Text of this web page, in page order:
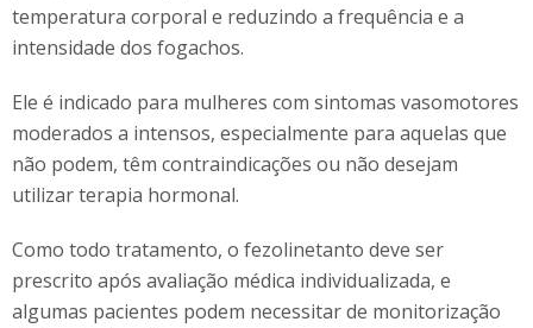
temperatura corporal e reduzindo a frequência e a
intensidade dos fogachos.
Ele é indicado para mulheres com sintomas vasomotores
moderados a intensos, especialmente para aquelas que
não podem, têm contraindicações ou não desejam
utilizar terapia hormonal.
Como todo tratamento, o fezolinetanto deve ser
prescrito após avaliação médica individualizada, e
algumas pacientes podem necessitar de monitorização